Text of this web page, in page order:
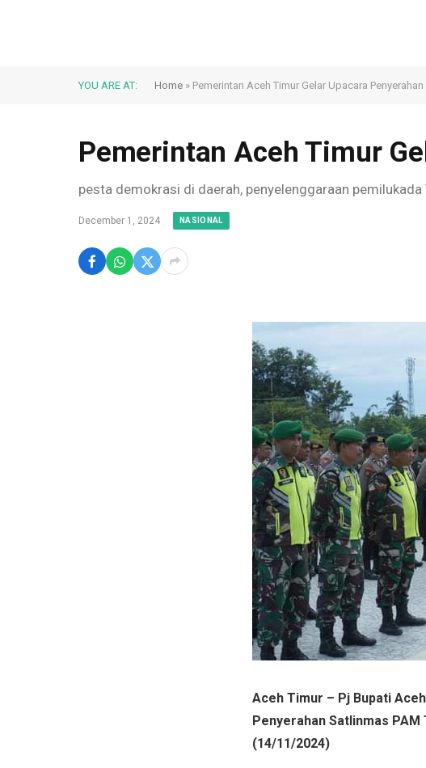
YOU ARE AT: Home » Pemerintan Aceh Timur Gelar Upacara Penyerahan
Pemerintan Aceh Timur
pesta demokrasi di daerah, penyelenggaraan
December 1, 2024 NASIONAL
Aceh Timur – Pj Bupati
Penyerahan Satlinmas
(14/11/2024)